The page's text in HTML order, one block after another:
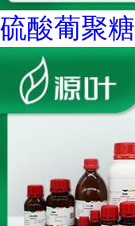
硫酸葡聚糖